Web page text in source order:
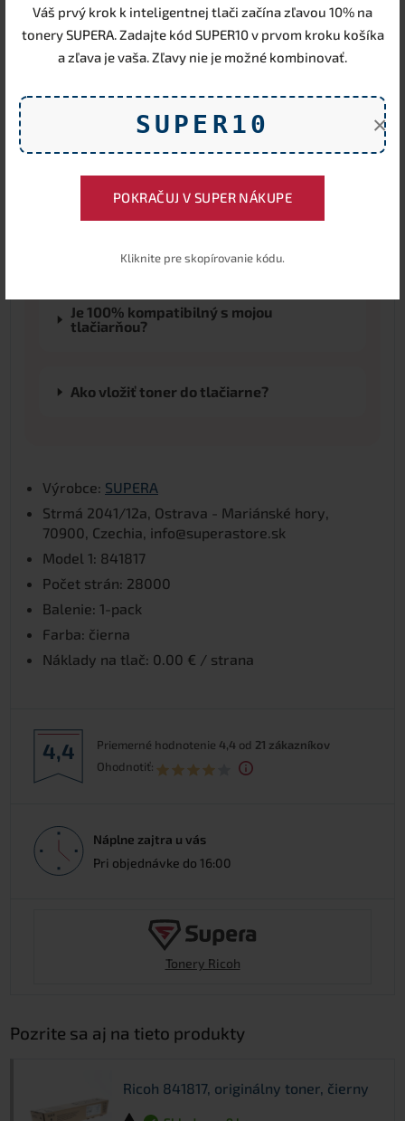
Váš prvý krok k inteligentnej tlači začína zľavou 10% na
tonery SUPERA. Zadajte kód SUPER10 v prvom kroku košíka
a zľava je vaša. Zľavy nie je možné kombinovať.
SUPER10
POKRAČUJ V SUPER NÁKUPE
Kliknite pre skopírovanie kódu.
×
tonery sú spoľahlivé, ale drahé, ponúka
rozumný kompromis medzi cenou, kvalitou a
výkonom.
Najčastejšie otázky (FAQ)
Je 100% kompatibilný s mojou
tlačiarňou?
Ako vložiť toner do tlačiarne?
Výrobce: SUPERA
Strmá 2041/12a, Ostrava - Mariánské hory,
70900, Czechia, info@superastore.sk
Model 1: 841817
Počet strán: 28000
Balenie: 1-pack
Farba: čierna
Náklady na tlač: 0.00 € / strana
4,4 Priemerné hodnotenie 4,4 od 21 zákazníkov
Ohodnotiť:
Náplne zajtra u vás
Pri objednávke do 16:00
Tonery Ricoh
Pozrite sa aj na tieto produkty
Ricoh 841817, originálny toner, čierny